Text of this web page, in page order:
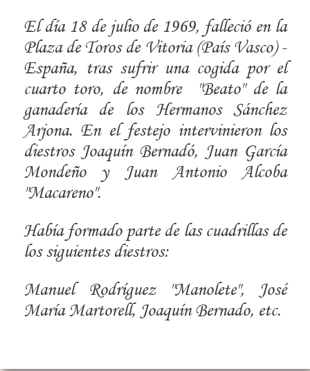
El día 18 de julio de 1969, falleció en la
Plaza de Toros de Vitoria (País Vasco) -
España, tras sufrir una cogida por el
cuarto toro, de nombre "Beato" de la
ganadería de los Hermanos Sánchez
Arjona. En el festejo intervinieron los
diestros Joaquín Bernadó, Juan García
Mondeño y Juan Antonio Alcoba
"Macareno".
Había formado parte de las cuadrillas de
los siguientes diestros:
Manuel Rodríguez "Manolete", José
María Martorell, Joaquín Bernado, etc.